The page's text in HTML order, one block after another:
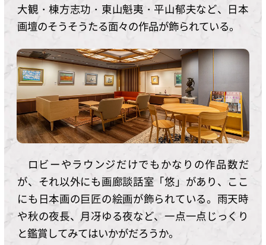
大観・棟方志功・東山魁夷・平山郁夫など、日本
画壇のそうそうたる面々の作品が飾られている。
ロビーやラウンジだけでもかなりの作品数だ
が、それ以外にも画廊談話室「悠」があり、ここ
にも日本画の巨匠の絵画が飾られている。雨天時
や秋の夜長、月冴ゆる夜など、一点一点じっくり
と鑑賞してみてはいかがだろうか。